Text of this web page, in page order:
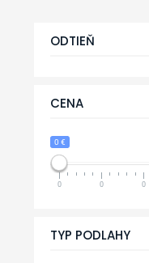
ODTIEŇ
CENA
0 €
0 0 0
TYP PODLAHY